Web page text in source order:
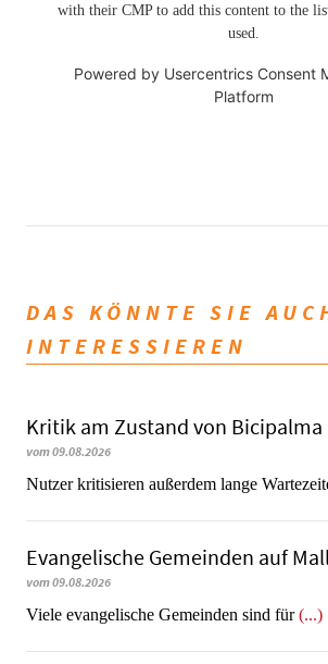
with their CMP to add this content to the
used.
Powered by Usercentrics Consent
Platform
DAS KÖNNTE SIE
INTERESSIEREN
Kritik am Zustand von Bicipalma
vom 09.08.2026
Nutzer kritisieren außerdem lange
Evangelische Gemeinden auf
vom 09.08.2026
Viele evangelische Gemeinden sind für(...)